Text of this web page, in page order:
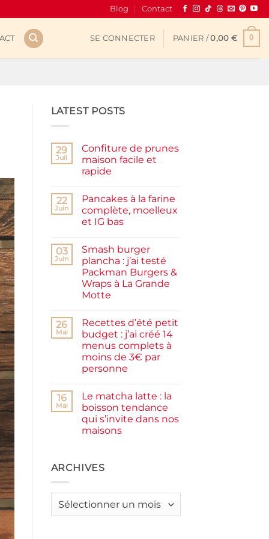
Blog Contact
SE CONNECTER PANIER /0,00 € 0
LATEST POSTS
29
Juil
Confiture de prunes
maison facile et
rapide
sur
Confiture
de
prunes
et
rapide
22
Juin
Pancakes à la farine
complète, moelleux
et IG bas
sur
Pancakes
à
la
farine
complète,
moelleux
bas
03
Juin
Smash burger
plancha : j’ai testé
Packman Burgers &
Wraps à La Grande
Motte
sur
Smash
burger
plancha :
j’ai
testé
Packman
à
La
Grande
Motte
26
Mai
Recettes d’été petit
budget : j’ai créé 14
menus complets à
moins de 3€ par
personne
sur
Recettes
d’été
petit
budget
menus
complets
3€
16
Mai
Le matcha latte : la
boisson tendance
qui s’invite dans nos
maisons
Le
matcha
boisson
ARCHIVES
Archives